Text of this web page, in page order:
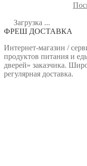
Загрузка ...
ФРЕШ ДОСТАВКА
Интернет-магазин /
продуктов питания и
дверей» заказчика.
регулярная доставка.